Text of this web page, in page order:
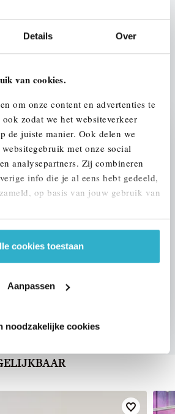
Details Over
van cookies.
om onze content en advertenties te
zodat we het websiteverkeer
de juiste manier. Ook delen we
met onze social
analysepartners. Zij combineren
info die je al eens hebt gedeeld,
op basis van jouw gebruik van
cookies toestaan
Aanpassen
noodzakelijke cookies
Stap 1 van 3
BTW